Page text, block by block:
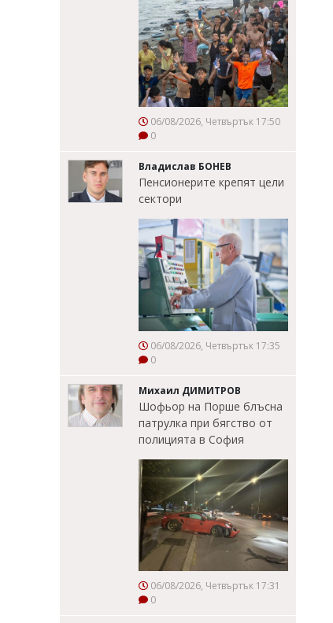
06/08/2026, Четвъртък 17:50
0
Владислав БОНЕВ
Пенсионерите крепят цели
сектори
06/08/2026, Четвъртък 17:35
0
Михаил ДИМИТРОВ
Шофьор на Порше блъсна
патрулка при бягство от
полицията в София
06/08/2026, Четвъртък 17:31
0